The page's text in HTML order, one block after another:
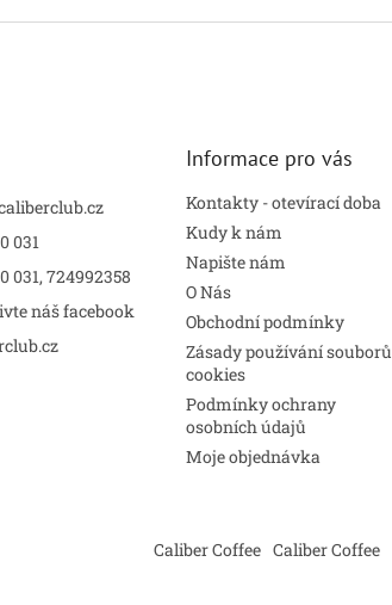
031
031, 724992358
náš facebook
Informace pro vás
Kontakty - otevírací doba
Kudy k nám
Napište nám
O Nás
Obchodní podmínky
Zásady používání souborů
cookies
Podmínky ochrany
osobních údajů
Moje objednávka
Caliber Coffee Caliber Coffee